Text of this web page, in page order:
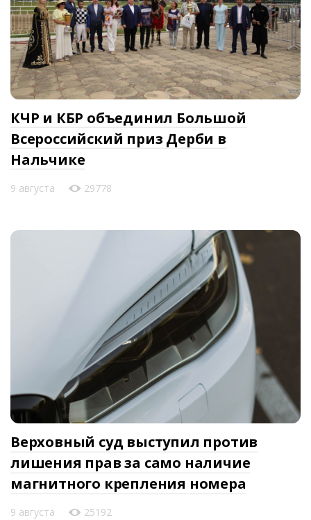
КЧР и КБР объединил Большой
Всероссийский приз Дерби в
Нальчике
9 августа 29778
Верховный суд выступил против
лишения прав за само наличие
магнитного крепления номера
9 августа 25192